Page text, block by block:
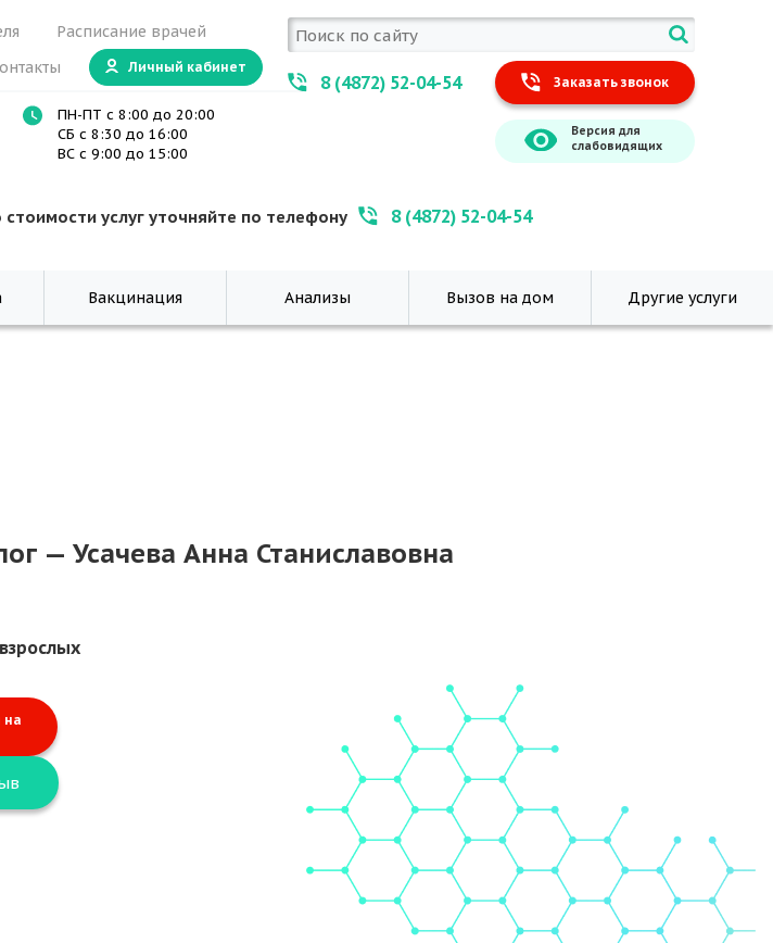
Расписание врачей
Личный кабинет
ПН-ПТ с 8:00 до 20:00
СБ с 8:30 до 16:00
ВС с 9:00 до 15:00
8 (4872) 52-04-54 Заказать звонок
Версия для
слабовидящих
услуг уточняйте по телефону 8 (4872) 52-04-54
Вакцинация Анализы Вызов на дом Другие услуги
— Усачева Анна Станиславовна
на